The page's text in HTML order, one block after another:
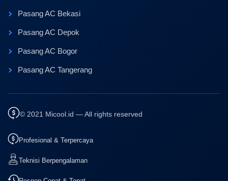
Pasang AC Bekasi
Pasang AC Depok
Pasang AC Bogor
Pasang AC Tangerang
© 2021 Micool.id — All rights reserved
Profesional & Terpercaya
Teknisi Berpengalaman